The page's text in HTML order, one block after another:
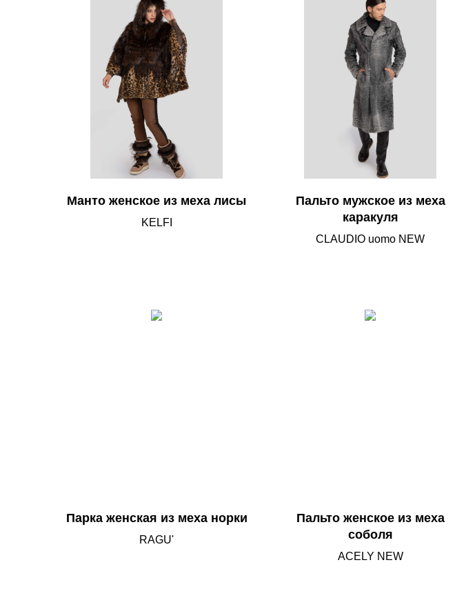
Манто женское из меха лисы
KELFI
Пальто мужское из меха
каракуля
CLAUDIO uomo NEW
Парка женская из меха норки
RAGU'
Пальто женское из меха
соболя
ACELY NEW